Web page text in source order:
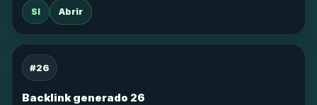
SI Abrir
#26
Backlink generado 26